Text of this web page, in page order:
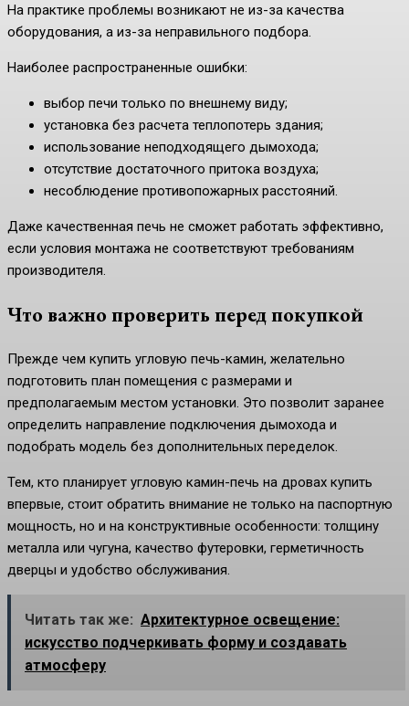
На практике проблемы возникают не из-за качества
оборудования, а из-за неправильного подбора.
Наиболее распространенные ошибки:
выбор печи только по внешнему виду;
установка без расчета теплопотерь здания;
использование неподходящего дымохода;
отсутствие достаточного притока воздуха;
несоблюдение противопожарных расстояний.
Даже качественная печь не сможет работать эффективно,
если условия монтажа не соответствуют требованиям
производителя.
Что важно проверить перед покупкой
Прежде чем купить угловую печь-камин, желательно
подготовить план помещения с размерами и
предполагаемым местом установки. Это позволит заранее
определить направление подключения дымохода и
подобрать модель без дополнительных переделок.
Тем, кто планирует угловую камин-печь на дровах купить
впервые, стоит обратить внимание не только на паспортную
мощность, но и на конструктивные особенности: толщину
металла или чугуна, качество футеровки, герметичность
дверцы и удобство обслуживания.
Читать так же: Архитектурное освещение:
искусство подчеркивать форму и создавать
атмосферу